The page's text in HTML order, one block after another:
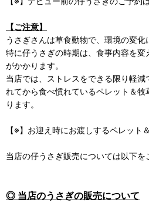
【ご注意】
うさぎさんは草食動物で、環境の変化
特に仔うさぎの時期は、食事内容を変
がかかります。
当店では、ストレスをできる限り軽減
れてから食べ慣れているペレット＆
ります。
【※】お迎え時にお渡しするペレット
当店の仔うさぎ販売については以下を
◎ 当店のうさぎの販売について